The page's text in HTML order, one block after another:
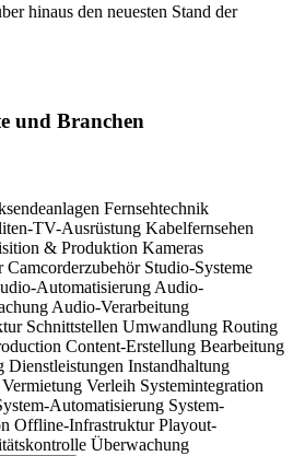
hinaus den neuesten Stand der
bietet eine Vielzahl an
auch Wissens- und
und Branchen
Fernsehtechnik
TV-Ausrüstung Kabelfernsehen
& Produktion Kameras
Camcorderzubehör Studio-Systeme
Automatisierung Audio-
Audio-Verarbeitung
Schnittstellen Umwandlung Routing
Content-Erstellung Bearbeitung
Dienstleistungen Instandhaltung
Vermietung Verleih Systemintegration
Automatisierung System-
Offline-InfrastrukturPlayout-
Überwachung